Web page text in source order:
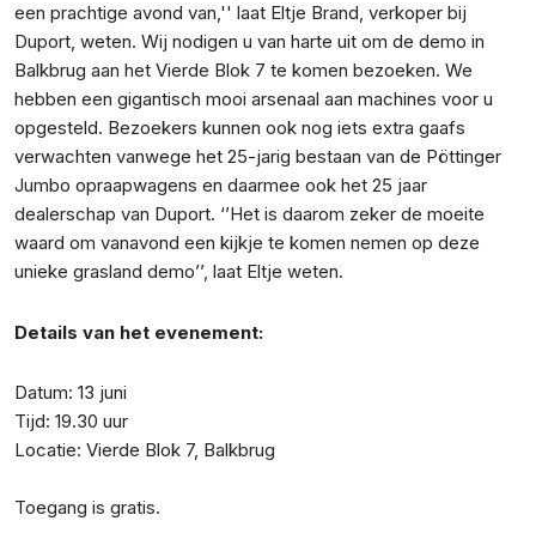
een prachtige avond van,'' laat Eltje Brand, verkoper bij
Duport, weten. Wij nodigen u van harte uit om de demo in
Balkbrug aan het Vierde Blok 7 te komen bezoeken. We
hebben een gigantisch mooi arsenaal aan machines voor u
opgesteld. Bezoekers kunnen ook nog iets extra gaafs
verwachten vanwege het 25-jarig bestaan van de Pöttinger
Jumbo opraapwagens en daarmee ook het 25 jaar
dealerschap van Duport. ‘’Het is daarom zeker de moeite
waard om vanavond een kijkje te komen nemen op deze
unieke grasland demo’’, laat Eltje weten.
Details van het evenement:
Datum: 13 juni
Tijd: 19.30 uur
Locatie: Vierde Blok 7, Balkbrug
Toegang is gratis.